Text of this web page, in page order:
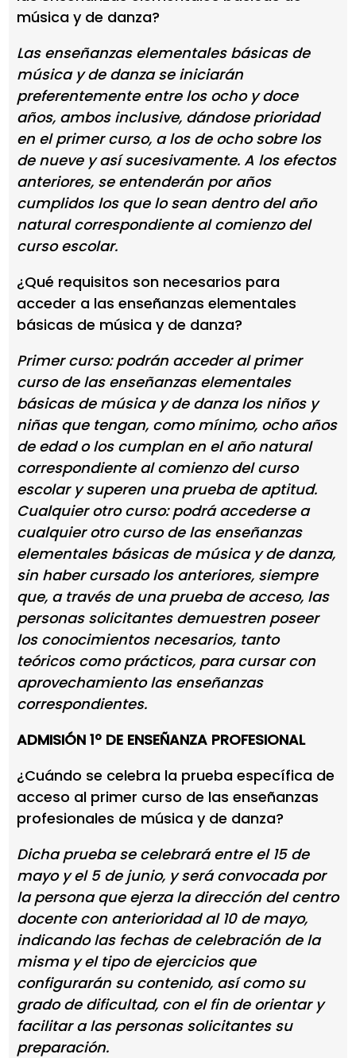
música y de danza?
Las enseñanzas elementales básicas de
música y de danza se iniciarán
preferentemente entre los ocho y doce
años, ambos inclusive, dándose prioridad
en el primer curso, a los de ocho sobre los
de nueve y así sucesivamente. A los efectos
anteriores, se entenderán por años
cumplidos los que lo sean dentro del año
natural correspondiente al comienzo del
curso escolar.
¿Qué requisitos son necesarios para
acceder a las enseñanzas elementales
básicas de música y de danza?
Primer curso: podrán acceder al primer
curso de las enseñanzas elementales
básicas de música y de danza los niños y
niñas que tengan, como mínimo, ocho años
de edad o los cumplan en el año natural
correspondiente al comienzo del curso
escolar y superen una prueba de aptitud.
Cualquier otro curso: podrá accederse a
cualquier otro curso de las enseñanzas
elementales básicas de música y de danza,
sin haber cursado los anteriores, siempre
que, a través de una prueba de acceso, las
personas solicitantes demuestren poseer
los conocimientos necesarios, tanto
teóricos como prácticos, para cursar con
aprovechamiento las enseñanzas
correspondientes.
ADMISIÓN 1º DE ENSEÑANZA PROFESIONAL
¿Cuándo se celebra la prueba específica de
acceso al primer curso de las enseñanzas
profesionales de música y de danza?
Dicha prueba se celebrará entre el 15 de
mayo y el 5 de junio, y será convocada por
la persona que ejerza la dirección del centro
docente con anterioridad al 10 de mayo,
indicando las fechas de celebración de la
misma y el tipo de ejercicios que
configurarán su contenido, así como su
grado de dificultad, con el fin de orientar y
facilitar a las personas solicitantes su
preparación.